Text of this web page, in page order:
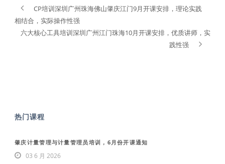
CP培训深圳广州珠海佛山肇庆江门9月开课安排，理论实践
相结合，实际操作性强
六大核心工具培训深圳广州江门珠海10月开课安排，优质讲师，实
践性强
热门课程
肇庆计量管理与计量管理员培训，6月份开课通知
03 6 月 2026